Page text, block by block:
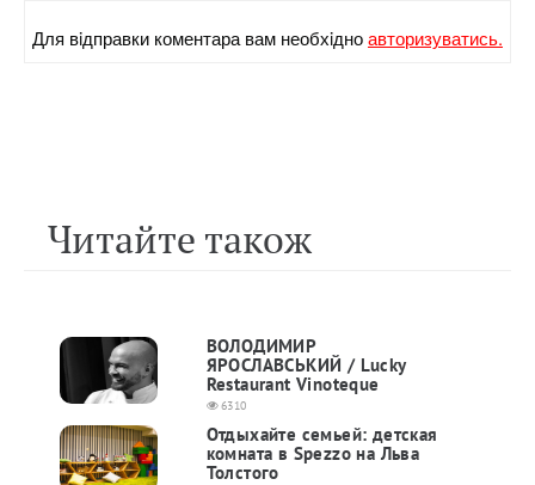
Для вiдправки коментара вам необхiдноавторизуватись.
Читайте також
ВОЛОДИМИР
ЯРОСЛАВСЬКИЙ / Lucky
Restaurant Vinoteque
6310
Отдыхайте семьей: детская
комната в Spezzo на Льва
Толстого